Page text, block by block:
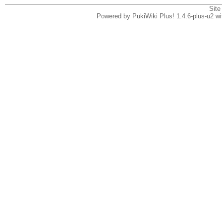
Powered by PukiWiki Plus! 1.4.6-plus-u2